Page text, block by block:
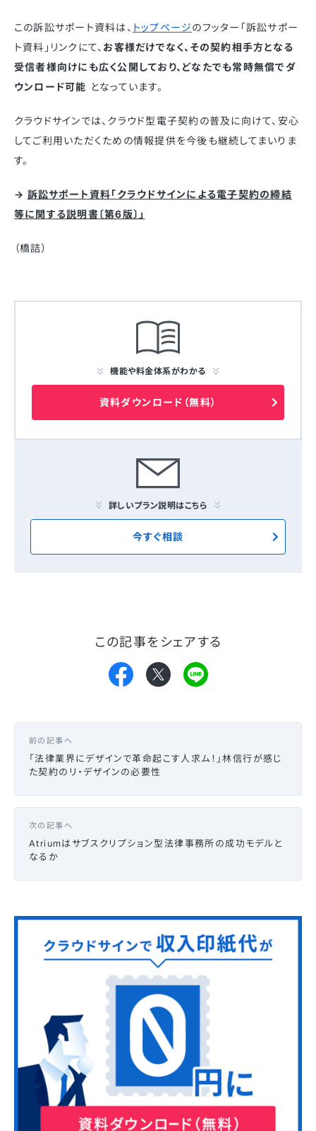
この訴訟サポート資料は、 トップページのフッター「訴訟サポー
ト資料」リンクにて、 お客様だけでなく、その契約相手方となる
受信者様向けにも広く公開しており、どなたでも常時無償でダ
ウンロード可能 となっています。
クラウドサインでは、クラウド型電子契約の普及に向けて、安心
してご利用いただくための情報提供を今後も継続してまいりま
す。
→ 訴訟サポート資料「クラウドサインによる電⼦契約の締結
等に関する説明書〔第6版〕」
（橋詰）
機能や料金体系がわかる
資料ダウンロード（無料）
詳しいプラン説明はこちら
今すぐ相談
この記事をシェアする
前の記事へ
「法律業界にデザインで革命起こす人求ム！」林信行が感じ
た契約のリ・デザインの必要性
次の記事へ
Atriumはサブスクリプション型法律事務所の成功モデルと
なるか